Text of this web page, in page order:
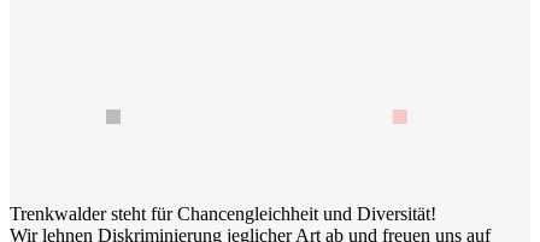
Trenkwalder steht für Chancengleichheit und Diversität!
Wir lehnen Diskriminierung jeglicher Art ab und freuen uns auf